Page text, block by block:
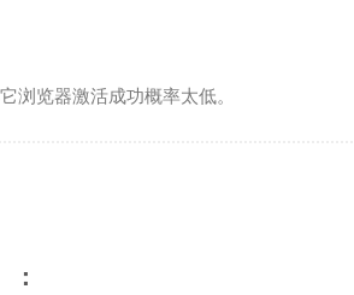
浏览器激活成功概率太低。